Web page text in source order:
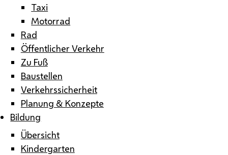
Taxi
Motorrad
Rad
Öffentlicher Verkehr
Zu Fuß
Baustellen
Verkehrssicherheit
Planung & Konzepte
Bildung
Übersicht
Kindergarten